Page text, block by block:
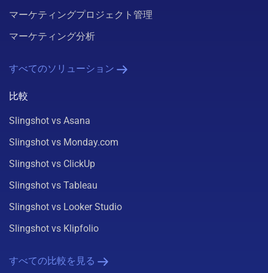
マーケティングプロジェクト管理
マーケティング分析
すべてのソリューション
比較
Slingshot vs Asana
Slingshot vs Monday.com
Slingshot vs ClickUp
Slingshot vs Tableau
Slingshot vs Looker Studio
Slingshot vs Klipfolio
すべての比較を見る